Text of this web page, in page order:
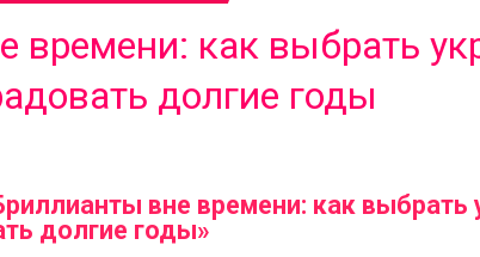
времени: как выбрать
долгие годы
вне времени: как выбрать
долгие годы»